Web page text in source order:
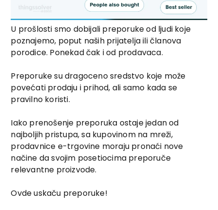
U prošlosti smo dobijali preporuke od ljudi koje
poznajemo, poput naših prijatelja ili članova
porodice. Ponekad čak i od prodavaca.
Preporuke su dragoceno sredstvo koje može
povećati prodaju i prihod, ali samo kada se
pravilno koristi.
Iako prenošenje preporuka ostaje jedan od
najboljih pristupa, sa kupovinom na mreži,
prodavnice e-trgovine moraju pronaći nove
načine da svojim posetiocima preporuče
relevantne proizvode.
Ovde uskaču preporuke!